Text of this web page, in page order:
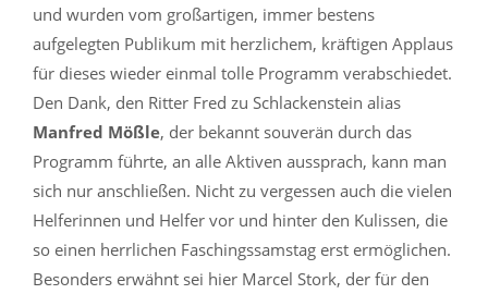
und wurden vom großartigen, immer bestens
aufgelegten Publikum mit herzlichem, kräftigen Applaus
für dieses wieder einmal tolle Programm verabschiedet.
Den Dank, den Ritter Fred zu Schlackenstein alias
Manfred Mößle, der bekannt souverän durch das
Programm führte, an alle Aktiven aussprach, kann man
sich nur anschließen. Nicht zu vergessen auch die vielen
Helferinnen und Helfer vor und hinter den Kulissen, die
so einen herrlichen Faschingssamstag erst ermöglichen.
Besonders erwähnt sei hier Marcel Stork, der für den